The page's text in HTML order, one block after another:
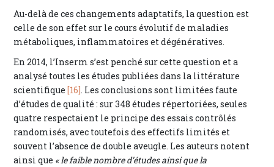
Au-delà de ces changements adaptatifs, la question est
celle de son effet sur le cours évolutif de maladies
métaboliques, inflammatoires et dégénératives.
En 2014, l’Inserm s’est penché sur cette question et a
analysé toutes les études publiées dans la littérature
scientifique[16]. Les conclusions sont limitées faute
d’études de qualité : sur 348 études répertoriées, seules
quatre respectaient le principe des essais contrôlés
randomisés, avec toutefois des effectifs limités et
souvent l’absence de double aveugle. Les auteurs notent
ainsi que « le faible nombre d’études ainsi que la